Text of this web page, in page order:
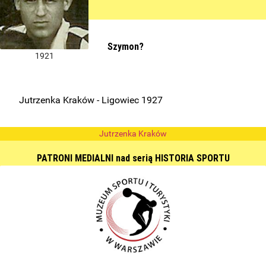
1921
Szymon?
Jutrzenka Kraków - Ligowiec 1927
Jutrzenka Kraków
PATRONI MEDIALNI nad serią HISTORIA SPORTU